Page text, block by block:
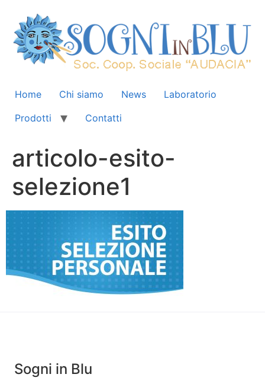
Home Chi siamo News
Laboratorio
Prodotti
Contatti
articolo-esito-
selezione1
Sogni in Blu